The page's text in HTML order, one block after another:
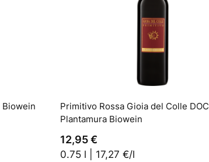
Biowein
Primitivo Rossa Gioia del Colle DOC
Plantamura Biowein
12,95 €
0.75 l | 17,27 €/l